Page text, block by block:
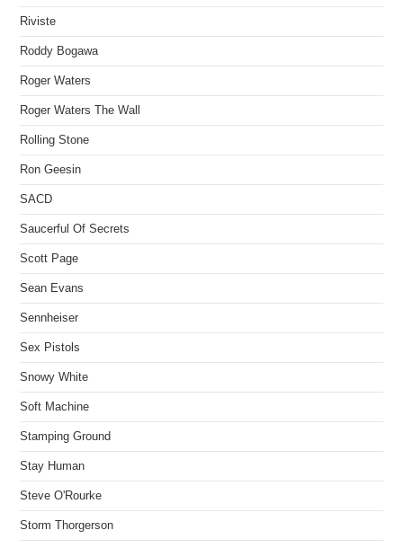
Riviste
Roddy Bogawa
Roger Waters
Roger Waters The Wall
Rolling Stone
Ron Geesin
SACD
Saucerful Of Secrets
Scott Page
Sean Evans
Sennheiser
Sex Pistols
Snowy White
Soft Machine
Stamping Ground
Stay Human
Steve O'Rourke
Storm Thorgerson